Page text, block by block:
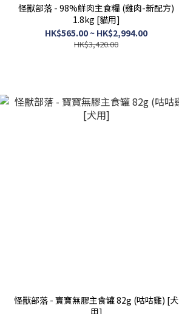
怪獸部落 - 98%鮮肉主食糧 (雞肉-新配方)
1.8kg [貓用]
HK$565.00 ~ HK$2,994.00
HK$3,420.00
怪獸部落 - 寶寶無膠主食罐 82g (咕咕雞) [犬
用]